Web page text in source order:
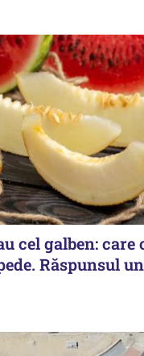
cel galben: care
Răspunsul